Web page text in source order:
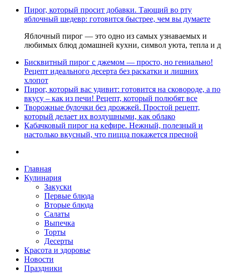
Пирог, который просит добавки. Тающий во рту
яблочный шедевр: готовится быстрее, чем вы думаете
Яблочный пирог — это одно из самых узнаваемых и
любимых блюд домашней кухни, символ уюта, тепла и д
Бисквитный пирог с джемом — просто, но гениально!
Рецепт идеального десерта без раскатки и лишних
хлопот
Пирог, который вас удивит: готовится на сковороде, а по
вкусу – как из печи! Рецепт, который полюбят все
Творожные булочки без дрожжей. Простой рецепт,
который делает их воздушными, как облако
Кабачковый пирог на кефире. Нежный, полезный и
настолько вкусный, что пицца покажется пресной
Главная
Кулинария
Закуски
Первые блюда
Вторые блюда
Салаты
Выпечка
Торты
Десерты
Красота и здоровье
Новости
Праздники